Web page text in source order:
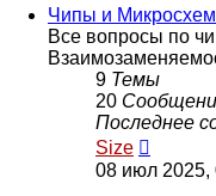
Чипы и
Все вопросы по
9 Темы
20
Последнее
Size
к
08 июл 2025,